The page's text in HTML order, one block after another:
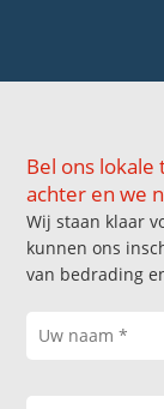
Bel ons
achter en we
Wij staan klaar
kunnen ons
van bedrading